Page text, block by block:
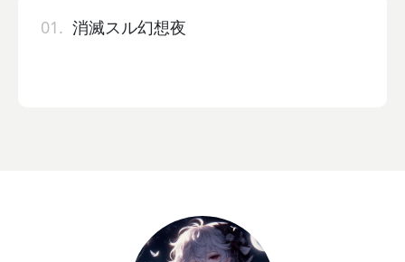
01. 消滅スル幻想夜